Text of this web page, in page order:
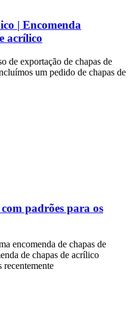
| Encomenda
acrílico
de exportação de chapas de
um pedido de chapas de
padrões para os
encomenda de chapas de
de chapas de acrílico